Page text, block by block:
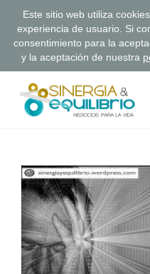
contenido
Este sitio web utiliza
experiencia de usuario. Si
consentimiento para la
y la aceptación de nuestra